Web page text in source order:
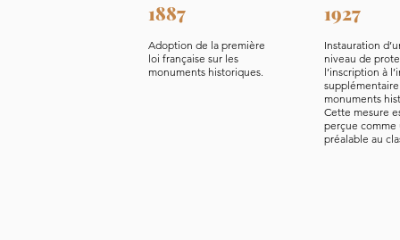
Adoption de la première
loi française sur les
monuments historiques.
Instauration
niveau de
l’inscription à
monuments
Cette mesure
perçue comme
préalable au
1887 1927